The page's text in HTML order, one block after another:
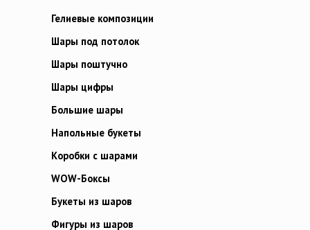
Гелиевые композиции
Шары под потолок
Шары поштучно
Шары цифры
Большие шары
Напольные букеты
Коробки с шарами
WOW-Боксы
Букеты из шаров
Фигуры из шаров